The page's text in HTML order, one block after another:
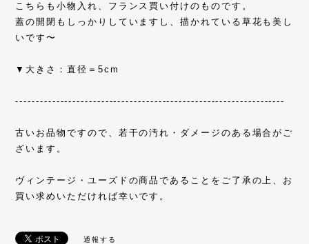
こちらも小物入れ、フランス買い付けのものです。
蓋の開閉もしっかりしていますし、描かれている草花も美し
いです〜
▼大きさ：直径＝5cm
------------------------------------------------------------------
古いお品物ですので、若干の汚れ・ダメージのある場合がご
ざいます。
ヴィンテージ・ユーズドの商品であることをご了承の上、お
買い求めいただければ幸いです。
通報する